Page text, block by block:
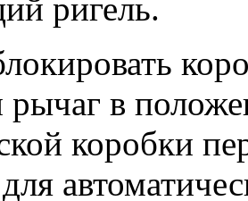
ригель.
рычаг в
коробки